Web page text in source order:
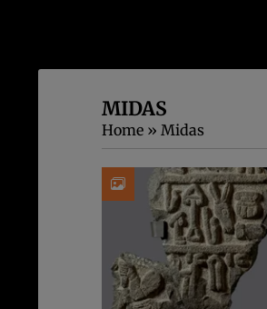
MIDAS
Home » Midas